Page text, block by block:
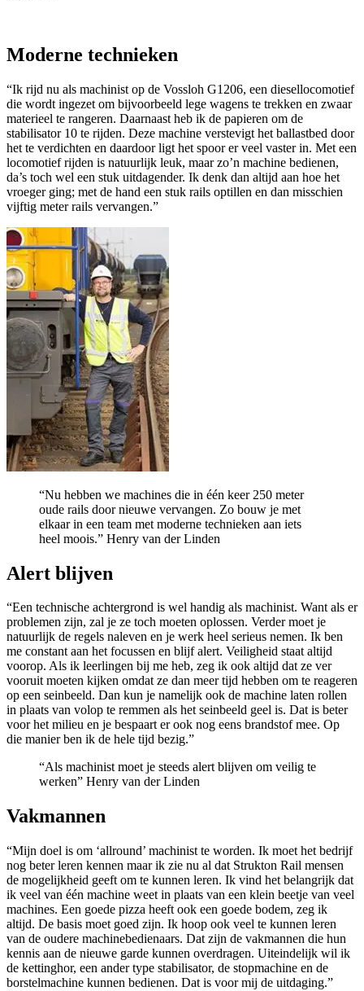
Moderne technieken
“Ik rijd nu als machinist op de Vossloh G1206, een diesellocomotief
die wordt ingezet om bijvoorbeeld lege wagens te trekken en zwaar
materieel te rangeren. Daarnaast heb ik de papieren om de
stabilisator 10 te rijden. Deze machine verstevigt het ballastbed door
het te verdichten en daardoor ligt het spoor er veel vaster in. Met een
locomotief rijden is natuurlijk leuk, maar zo’n machine bedienen,
da’s toch wel een stuk uitdagender. Ik denk dan altijd aan hoe het
vroeger ging; met de hand een stuk rails optillen en dan misschien
vijftig meter rails vervangen.”
“Nu hebben we machines die in één keer 250 meter
oude rails door nieuwe vervangen. Zo bouw je met
elkaar in een team met moderne technieken aan iets
heel moois.” Henry van der Linden
Alert blijven
“Een technische achtergrond is wel handig als machinist. Want als er
problemen zijn, zal je ze toch moeten oplossen. Verder moet je
natuurlijk de regels naleven en je werk heel serieus nemen. Ik ben
me constant aan het focussen en blijf alert. Veiligheid staat altijd
voorop. Als ik leerlingen bij me heb, zeg ik ook altijd dat ze ver
vooruit moeten kijken omdat ze dan meer tijd hebben om te reageren
op een seinbeeld. Dan kun je namelijk ook de machine laten rollen
in plaats van volop te remmen als het seinbeeld geel is. Dat is beter
voor het milieu en je bespaart er ook nog eens brandstof mee. Op
die manier ben ik de hele tijd bezig.”
“Als machinist moet je steeds alert blijven om veilig te
werken” Henry van der Linden
Vakmannen
“Mijn doel is om ‘allround’ machinist te worden. Ik moet het bedrijf
nog beter leren kennen maar ik zie nu al dat Strukton Rail mensen
de mogelijkheid geeft om te kunnen leren. Ik vind het belangrijk dat
ik veel van één machine weet in plaats van een klein beetje van veel
machines. Een goede pizza heeft ook een goede bodem, zeg ik
altijd. De basis moet goed zijn. Ik hoop ook veel te kunnen leren
van de oudere machinebedienaars. Dat zijn de vakmannen die hun
kennis aan de nieuwe garde kunnen overdragen. Uiteindelijk wil ik
de kettinghor, een ander type stabilisator, de stopmachine en de
borstelmachine kunnen bedienen. Dat is voor mij de uitdaging.”